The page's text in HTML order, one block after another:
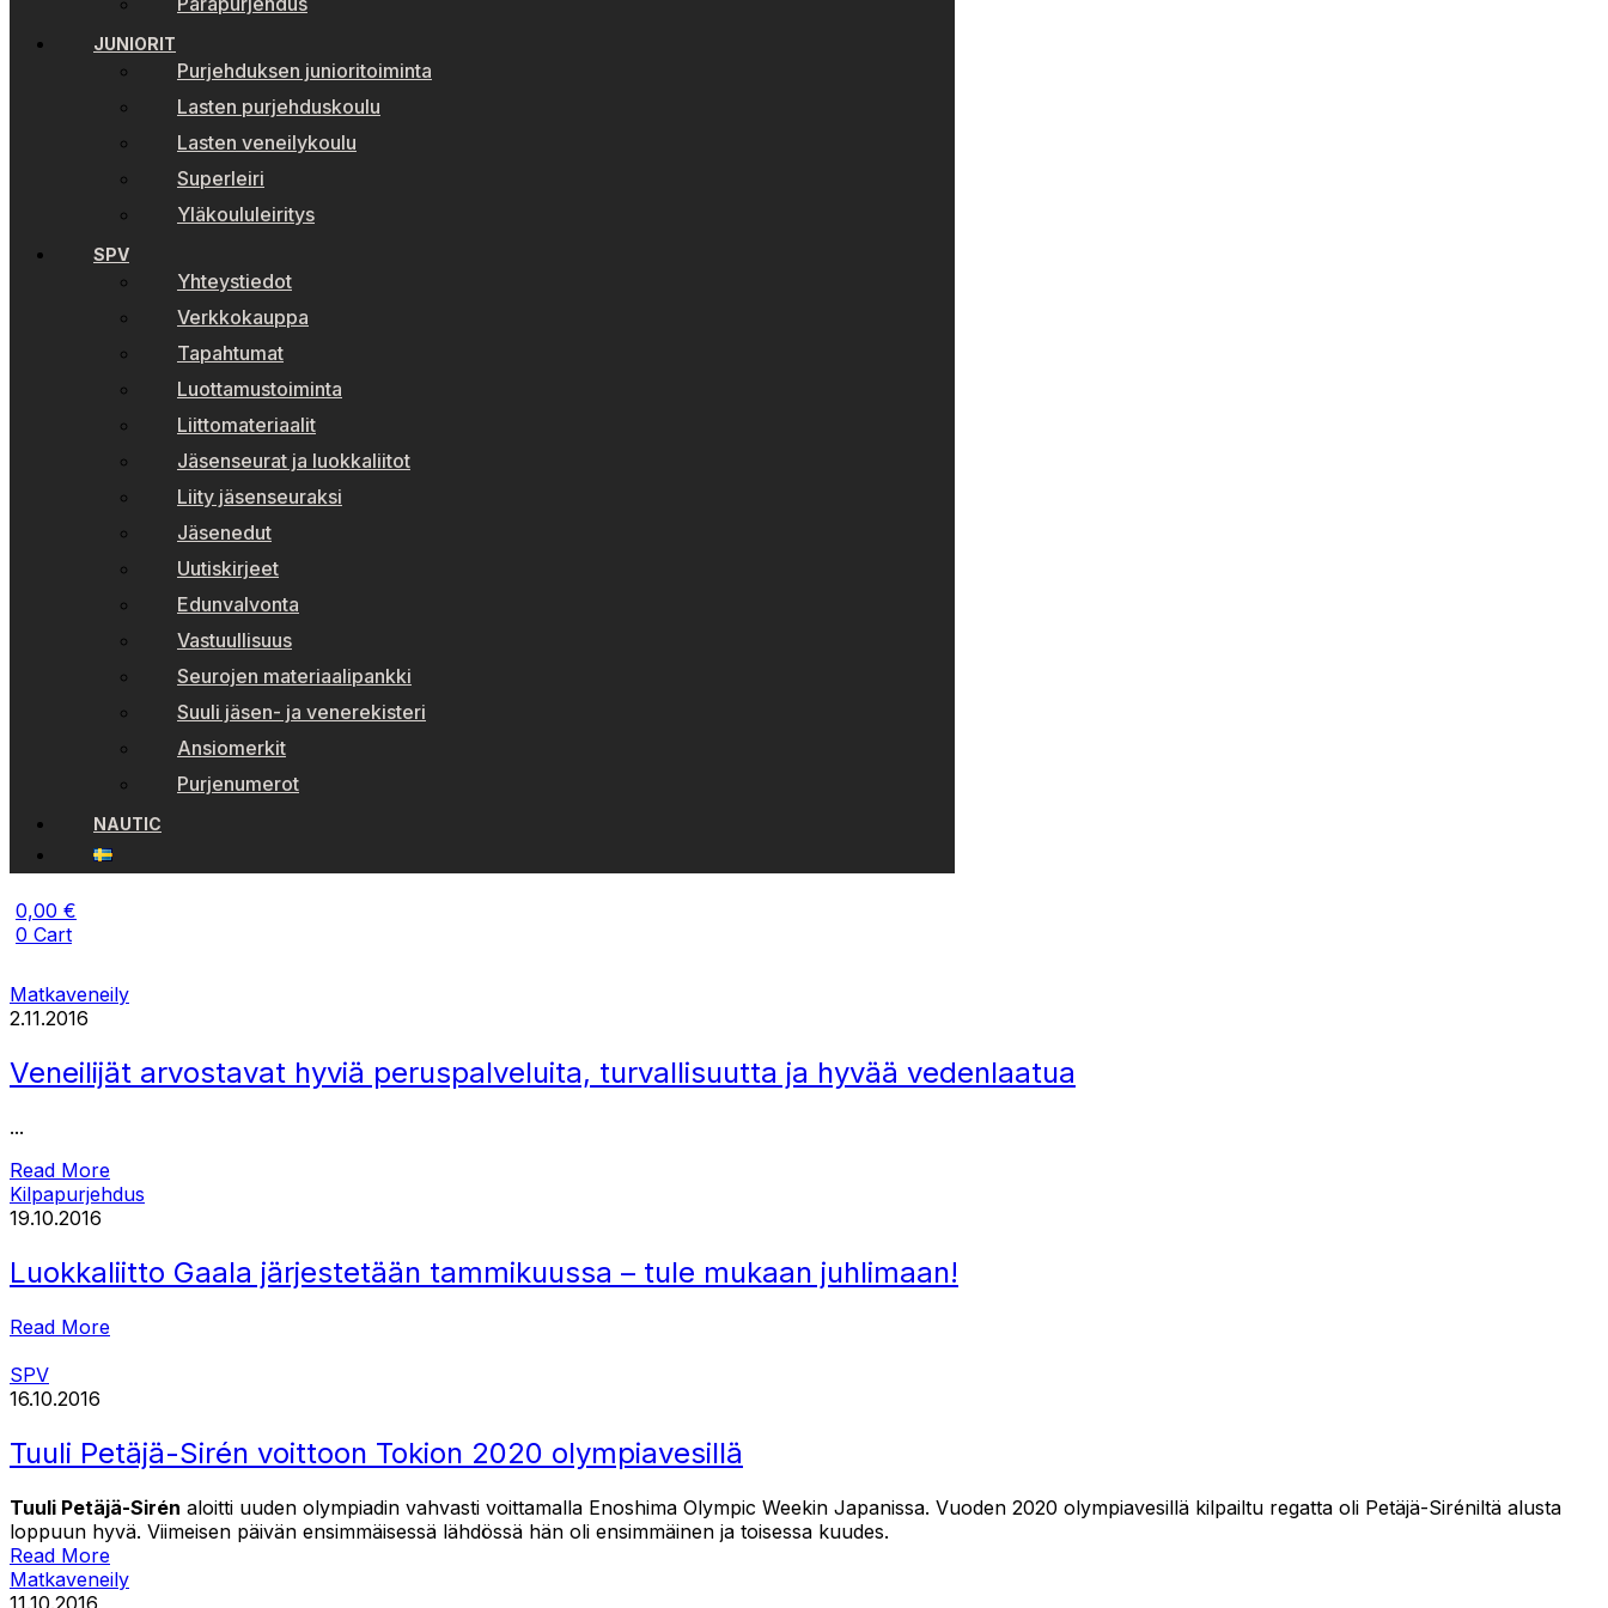
JUNIORIT
Purjehduksen junioritoiminta
Lasten purjehduskoulu
Lasten veneilykoulu
Superleiri
Yläkoululeiritys
SPV
Yhteystiedot
Verkkokauppa
Tapahtumat
Luottamustoiminta
Liittomateriaalit
Jäsenseurat ja luokkaliitot
Liity jäsenseuraksi
Jäsenedut
Uutiskirjeet
Edunvalvonta
Vastuullisuus
Seurojen materiaalipankki
Suuli jäsen- ja venerekisteri
Ansiomerkit
Purjenumerot
NAUTIC
0,00 €
0 Cart
Matkaveneily
2.11.2016
Veneilijät arvostavat hyviä peruspalveluita, turvallisuutta ja hyvää vedenlaatua
...
Read More
Kilpapurjehdus
19.10.2016
Luokkaliitto Gaala järjestetään tammikuussa – tule mukaan juhlimaan!
Read More
SPV
16.10.2016
Tuuli Petäjä-Sirén voittoon Tokion 2020 olympiavesillä
Tuuli Petäjä-Sirén aloitti uuden olympiadin vahvasti voittamalla Enoshima Olympic Weekin Japanissa. Vuoden 2020 olympiavesillä kilpailtu regatta oli Petäjä-Siréniltä alusta
loppuun hyvä. Viimeisen päivän ensimmäisessä lähdössä hän oli ensimmäinen ja toisessa kuudes.
Read More
Matkaveneily
11.10.2016